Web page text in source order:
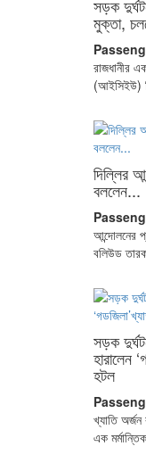
সড়ক
মুক্তা,
রাজধানীর
(আইসিইউ)
দিল্লির
বললেন...
আন্দোলনের
বলিউড
সড়ক
হারালেন
হটল
খ্যাতি
এক